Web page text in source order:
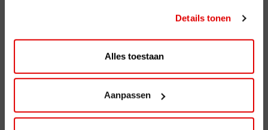
Details tonen
Alles toestaan
Aanpassen
ViaAVIA
AVIA Card